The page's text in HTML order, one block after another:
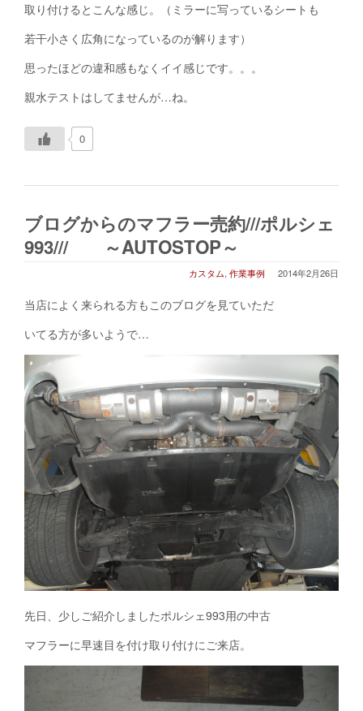
取り付けるとこんな感じ。（ミラーに写っているシートも
若干小さく広角になっているのが解ります）
思ったほどの違和感もなくイイ感じです。。。
親水テストはしてませんが…ね。
0
ブログからのマフラー売約///ポルシェ
993/// ～AUTOSTOP～
2014年2月26日
カスタム,作業事例
当店によく来られる方もこのブログを見ていただ
いてる方が多いようで…
先日、少しご紹介しましたポルシェ993用の中古
マフラーに早速目を付け取り付けにご来店。